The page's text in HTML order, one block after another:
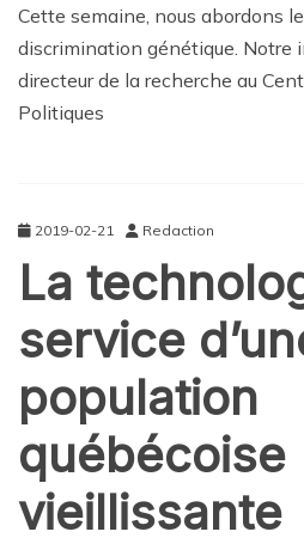
Cette semaine, nous abordons
discrimination génétique. Notre
directeur de la recherche au
Politiques
2019-02-21 Redaction
La
service
population
québécoise
vieillissante